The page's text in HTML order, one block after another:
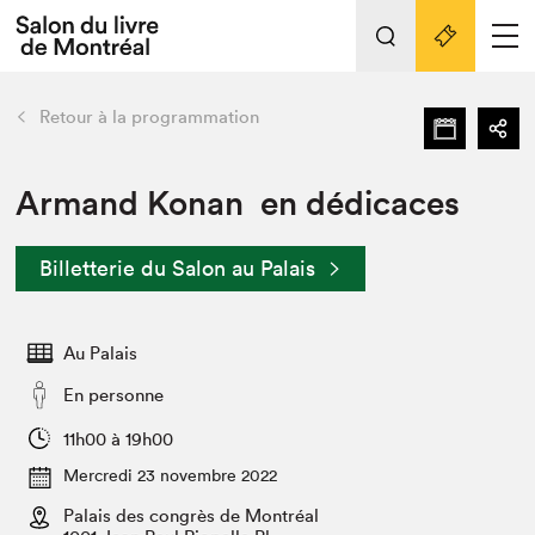
Espace médias
Espace exposant⋅e⋅s
Tout sur l'édition 2022
Actualités
Vidéos et Balados
Club de lecture Braindate
retour Nos activités
Édition 2022
Nous connaître
Projets partenaires 2022
Archives
Liens pratiques
Retour à la programmation
Armand Konan en dédicaces
Billetterie du Salon au Palais
Au Palais
En personne
11h00 à 19h00
Mercredi 23 novembre 2022
Palais des congrès de Montréal